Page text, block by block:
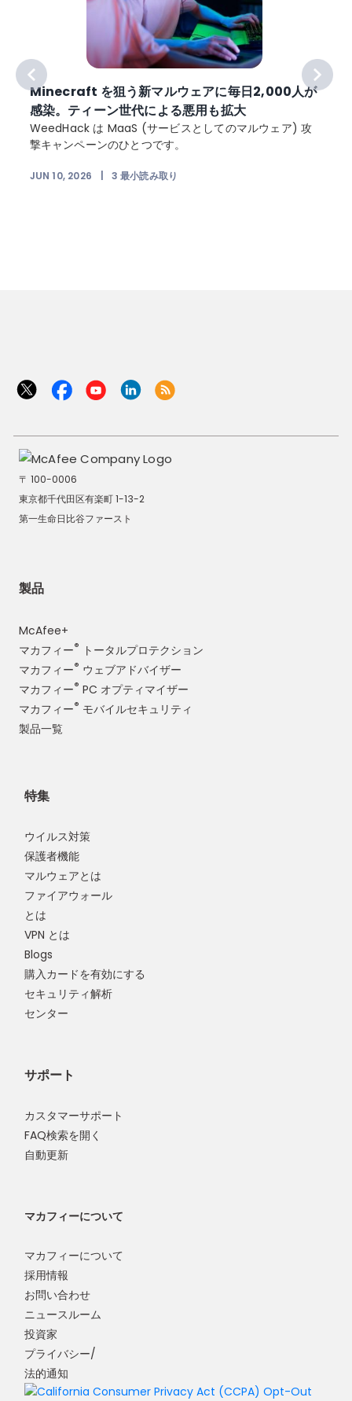
Minecraft を狙う新マルウェアに毎日2,000人が
感染。ティーン世代による悪用も拡大
WeedHack は MaaS (サービスとしてのマルウェア) 攻
撃キャンペーンのひとつです。
JUN 10, 2026 3 最小読み取り
〒 100-0006
東京都千代田区有楽町 1-13-2
第一生命日比谷ファースト
製品
McAfee+
マカフィー®
トータルプロテクション
マカフィー® ウェブアドバイザー
マカフィー® PC オプティマイザー
マカフィー® モバイルセキュリティ
製品一覧
特集
ウイルス対策
保護者機能
マルウェアとは
ファイアウォール
とは
VPN とは
Blogs
購入カードを有効にする
セキュリティ解析
センター
サポート
カスタマーサポート
FAQ検索を開く
自動更新
マカフィーについて
マカフィーについて
採用情報
お問い合わせ
ニュースルーム
投資家
プライバシー/
法的通知